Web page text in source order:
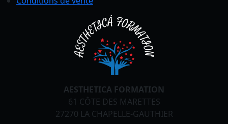
AESTHETICA FORMATION
61 CÔTE DES MARETTES
27270 LA CHAPELLE-GAUTHIER